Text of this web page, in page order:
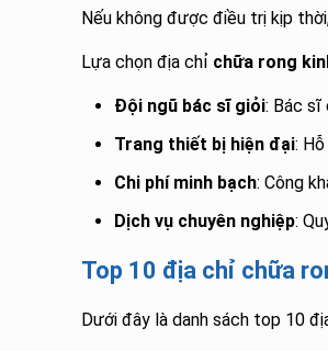
Nếu không được điều trị kịp
Lựa chọn địa chỉ chữa rong
Đội ngũ bác sĩ giỏi: Bác sĩ
Trang thiết bị hiện đại:
Chi phí minh bạch: Công
Dịch vụ chuyên nghiệp:
Top 10 địa chỉ chữa
Dưới đây là danh sách top 10